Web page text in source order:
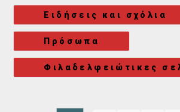
Ειδήσεις και σχόλια
Πρόσωπα
Φιλαδελφειώτικες